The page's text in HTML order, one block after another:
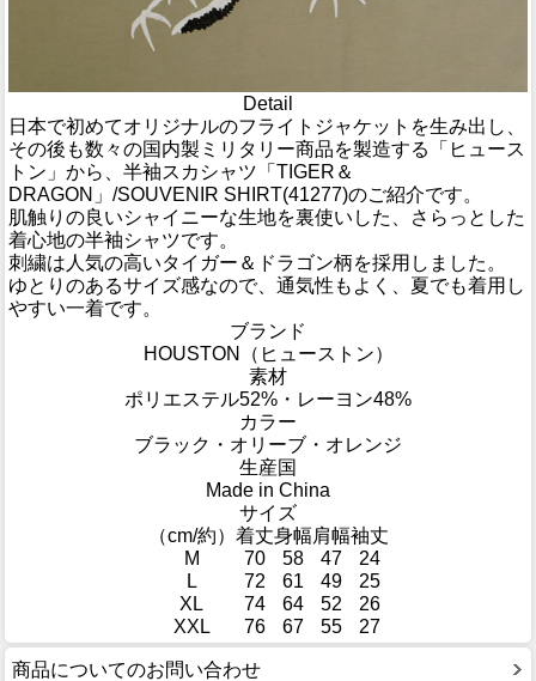
Detail
日本で初めてオリジナルのフライトジャケットを生み出し、
その後も数々の国内製ミリタリー商品を製造する「ヒュース
トン」から、半袖スカシャツ「TIGER＆
DRAGON」/SOUVENIR SHIRT(41277)のご紹介です。
肌触りの良いシャイニーな生地を裏使いした、さらっとした
着心地の半袖シャツです。
刺繍は人気の高いタイガー＆ドラゴン柄を採用しました。
ゆとりのあるサイズ感なので、通気性もよく、夏でも着用し
やすい一着です。
ブランド
HOUSTON（ヒューストン）
素材
ポリエステル52%・レーヨン48%
カラー
ブラック・オリーブ・オレンジ
生産国
Made in China
サイズ
（cm/約） 着丈身幅肩幅袖丈
M
70 58 47
24
L
72 61 49
25
XL
74 64 52
26
XXL
76 67 55 27
商品についてのお問い合わせ